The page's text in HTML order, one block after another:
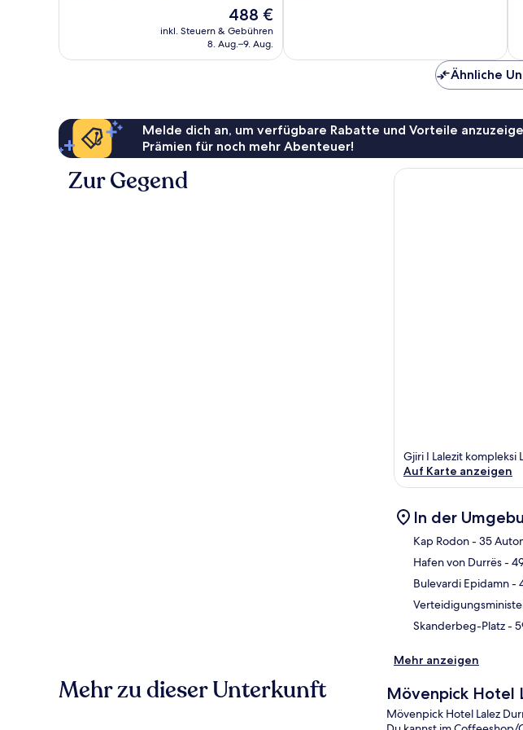
Der
Preis
beträgt
488 €
inkl. Steuern & Gebühren
8. Aug.–9. Aug.
Ähnliche
Melde dich an, um verfügbare Rabatte und Vorteile
Prämien für noch mehr Abenteuer!
Zur Gegend
Gjiri I Lalezit kompleksi
Auf Karte anzeigen
In der
Kap Rodon- 35
Hafen von Durrës-
Bulevardi Epidamn-
Skanderbeg-Platz-
Mehr anzeigen
Mehr zu dieser Unterkunft Mövenpick Hotel
Mövenpick Hotel Lalez